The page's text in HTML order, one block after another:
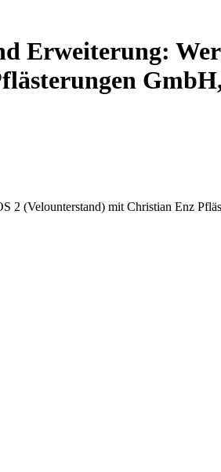
Erweiterung:
2 (Velounterstand) mit Christian Enz